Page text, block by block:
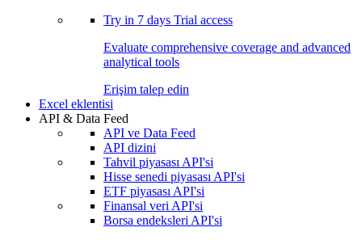
Try in 7 days Trial access
Evaluate comprehensive coverage and advanced
analytical tools
Erişim talep edin
Excel eklentisi
API & Data Feed
API ve Data Feed
API dizini
Tahvil piyasası API'si
Hisse senedi piyasası API'si
ETF piyasası API'si
Finansal veri API'si
Borsa endeksleri API'si